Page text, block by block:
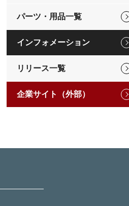
パーツ・用品一覧
インフォメーション
リリース一覧
企業サイト（外部）